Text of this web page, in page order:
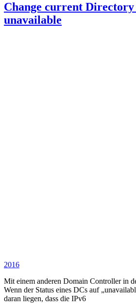
Change current
unavailable
2016
Mit einem anderen Domain Controller in
Wenn der Status eines DCs auf
daran liegen, dass die IPv6